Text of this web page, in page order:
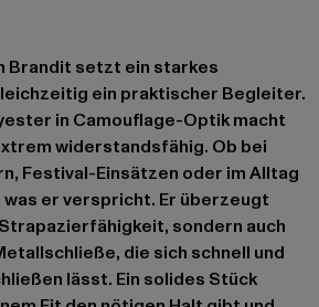
Brandit setzt ein starkes
ein praktischer Begleiter.
in Camouflage-Optik macht
widerstandsfähig. Ob bei
Festival-Einsätzen oder im Alltag
er verspricht. Er überzeugt
sondern auch
die sich schnell und
lässt. Ein solides Stück